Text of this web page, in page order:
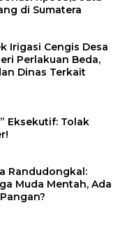
di Sumatera
Irigasi Cengis Desa
Perlakuan Beda,
Dinas Terkait
Eksekutif: Tolak
Randudongkal:
Muda Mentah, Ada